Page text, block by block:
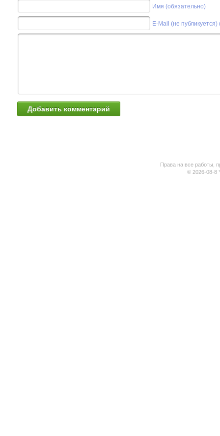
Имя (обязательно)
E-Mail (не
Права на все работы,
© 2026-08-8